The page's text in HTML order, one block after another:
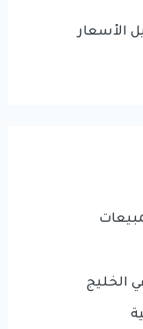
موقع إلكتروني 2026 | دليل الأسعار
الخليج